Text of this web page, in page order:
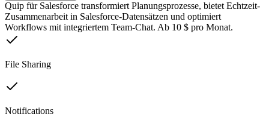
Quip für Salesforce transformiert Planungsprozesse, bietet Echtzeit-
Zusammenarbeit in Salesforce-Datensätzen und optimiert
Workflows mit integriertem Team-Chat. Ab 10 $ pro Monat.
File Sharing
Notifications